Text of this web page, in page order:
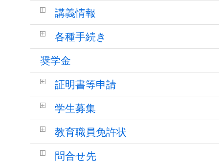
講義情報
各種手続き
奨学金
証明書等申請
学生募集
教育職員免許状
問合せ先